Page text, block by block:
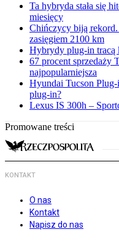
Ta hybryda stała się
miesięcy
Chińczycy biją
zasięgiem 2100 km
Hybrydy plug-in tracą
67 procent sprzedaży
najpopularniejsza
Hyundai Tucson
plug-in?
Lexus IS 300h –
Promowane treści
KONTAKT
O nas
Kontakt
Napisz do nas